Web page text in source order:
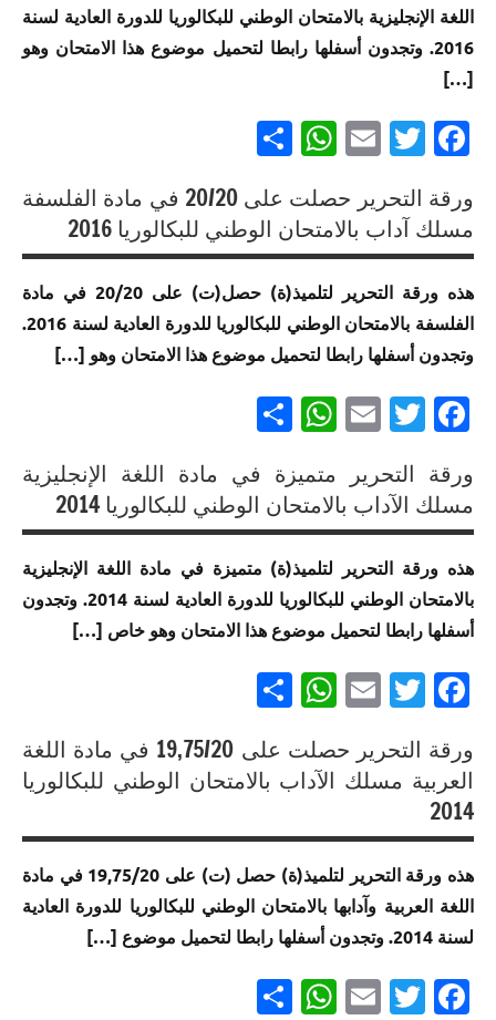
للبكالوريا
مسلك
الآداب
الموحد
الوطني
للبكالوريا
المسالك
متميزة
في
الوطني
للبكالوريا
مسلك
اللغة الإنجليزية بالامتحان الوطني للبكالوريا للدورة العادية لسنة
2016. وتجدون أسفلها رابطا لتحميل موضوع هذا الامتحان وهو
[…]
Facebook
Twitter
Email
WhatsApp
إنجازات
الامتحان
الموحد
الوطني
لجميع
المسالك
إنجازات
متميزة
في
الموحد
الوطني
للبكالوريا
الآداب
ورقة التحرير حصلت على 20/20 في مادة الفلسفة
مسلك آداب بالامتحان الوطني للبكالوريا 2016
هذه ورقة التحرير لتلميذ(ة) حصل(ت) على 20/20 في مادة
الفلسفة بالامتحان الوطني للبكالوريا للدورة العادية لسنة 2016.
وتجدون أسفلها رابطا لتحميل موضوع هذا الامتحان وهو […]
Facebook
Twitter
Email
WhatsApp
إنجازات
الامتحان
الموحد
الوطني
لجميع
المسالك
إنجازات
متميزة
في
الوطني
للبكالوريا
مسلك
ورقة التحرير متميزة في مادة اللغة الإنجليزية
مسلك الآداب بالامتحان الوطني للبكالوريا 2014
هذه ورقة التحرير لتلميذ(ة) متميزة في مادة اللغة الإنجليزية
بالامتحان الوطني للبكالوريا للدورة العادية لسنة 2014. وتجدون
أسفلها رابطا لتحميل موضوع هذا الامتحان وهو خاص […]
Facebook
Twitter
Email
WhatsApp
إنجازات
متميزة
في
الموحد
الوطني
للبكالوريا
المسالك
ورقة التحرير حصلت على 19,75/20 في مادة اللغة
العربية مسلك الآداب بالامتحان الوطني للبكالوريا
2014
هذه ورقة التحرير لتلميذ(ة) حصل (ت) على 19,75/20 في مادة
اللغة العربية وآدابها بالامتحان الوطني للبكالوريا للدورة العادية
لسنة 2014. وتجدون أسفلها رابطا لتحميل موضوع […]
Facebook
Twitter
Email
WhatsApp